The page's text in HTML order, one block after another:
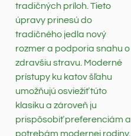
tradičných príloh. Tieto
úpravy prinesú do
tradičného jedla nový
rozmer a podporia snahu o
zdravšiu stravu. Moderné
prístupy ku katov šľahu
umožňujú osviežiť túto
klasiku a zároveň ju
prispôsobiť preferenciám a
potrebám modernej rodiny.